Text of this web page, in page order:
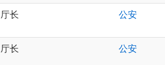
厅长 公安
厅长 公安